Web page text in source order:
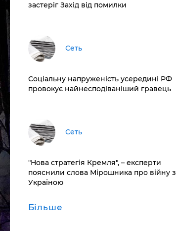
застеріг Захід від помилки
Сеть
Соціальну напруженість усередині РФ
провокує найнесподіваніший гравець
Сеть
"Нова стратегія Кремля", – експерти
пояснили слова Мірошника про війну з
Україною
Більше